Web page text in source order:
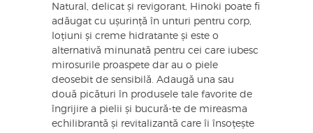
Natural, delicat și revigorant, Hinoki poate fi
adăugat cu ușurință în unturi pentru corp,
loțiuni și creme hidratante și este o
alternativă minunată pentru cei care iubesc
mirosurile proaspete dar au o piele
deosebit de sensibilă. Adaugă una sau
două picături în produsele tale favorite de
îngrijire a pielii și bucură-te de mireasma
echilibrantă și revitalizantă care îi însoțește